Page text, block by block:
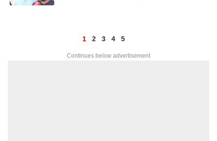
1 2 3 4 5
Continues below advertisement